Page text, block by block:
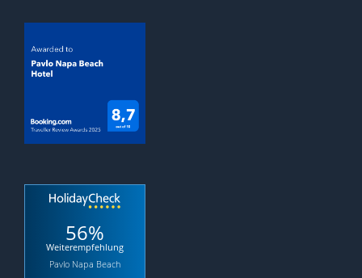
56%
Weiterempfehlung
Pavlo Napa Beach